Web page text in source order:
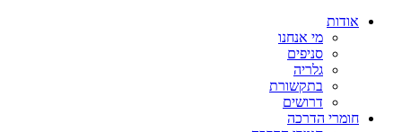
אודות
מי אנחנו
סניפים
גלריה
בתקשורת
דרושים
חומרי הדרכה